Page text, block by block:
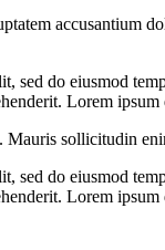
accusantium
sed do eiusmod
Lorem
Mauris sollicitudin
sed do eiusmod
Lorem